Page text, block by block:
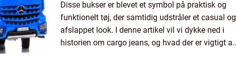
Disse bukser er blevet et symbol på praktisk og
funktionelt tøj, der samtidig udstråler et casual og
afslappet look. I denne artikel vil vi dykke ned i
historien om cargo jeans, og hvad der er vigtigt at